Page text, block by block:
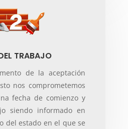
TRABAJO
de la aceptación
nos comprometemos
fecha de comienzo y
siendo informado en
del estado en el que se